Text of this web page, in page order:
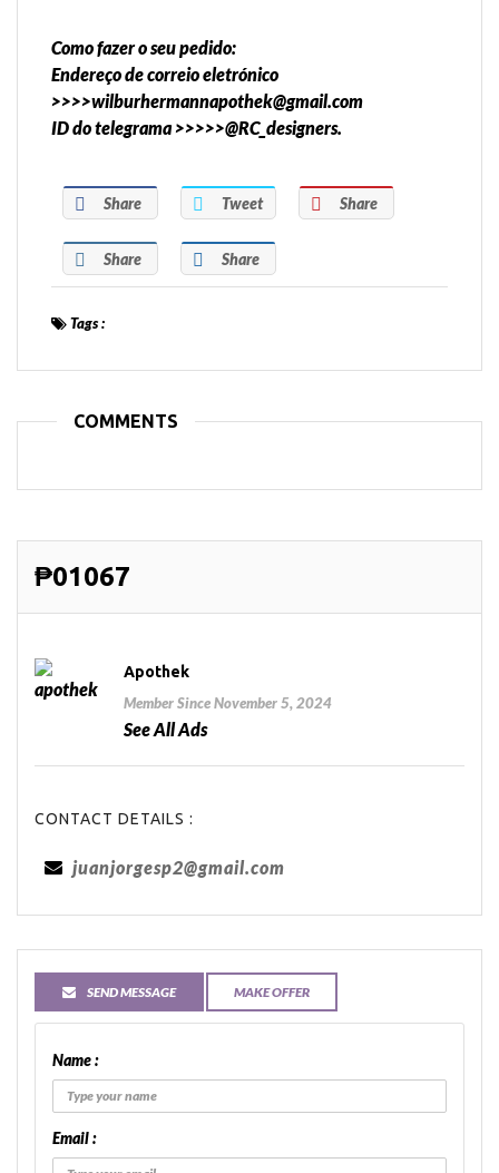
Como fazer o seu pedido:
Endereço de correio eletrónico
>>>>wilburhermannapothek@gmail.com
ID do telegrama >>>>>@RC_designers.
Share Tweet Share
Share Share
Tags :
COMMENTS
₱01067
Apothek
Member Since November 5, 2024
See All Ads
CONTACT DETAILS :
juanjorgesp2@gmail.com
SEND MESSAGE MAKE OFFER
Name :
Email :